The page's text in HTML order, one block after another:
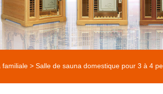
familiale > Salle de sauna domestique pour 3 à 4